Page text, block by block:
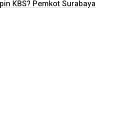
KBS? Pemkot Surabaya